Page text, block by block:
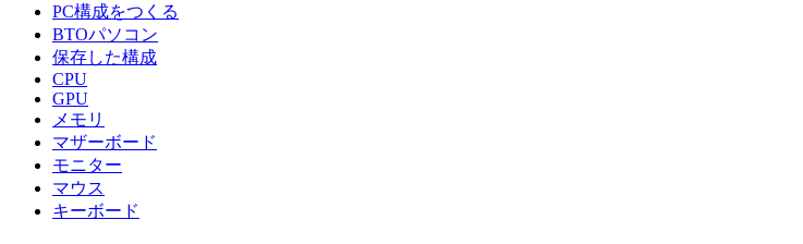
PC構成をつくる
BTOパソコン
保存した構成
CPU
GPU
メモリ
マザーボード
モニター
マウス
キーボード